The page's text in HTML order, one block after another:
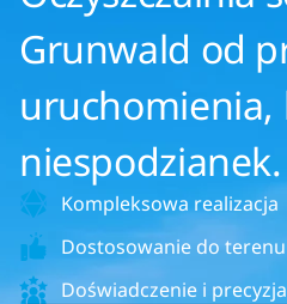
Grunwald od
uruchomienia,
niespodzianek.
Kompleksowa realizacja
Dostosowanie do terenu
Doświadczenie i precyzja